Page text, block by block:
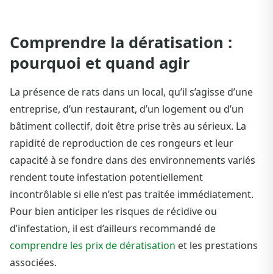
Comprendre la dératisation :
pourquoi et quand agir
La présence de rats dans un local, qu’il s’agisse d’une
entreprise, d’un restaurant, d’un logement ou d’un
bâtiment collectif, doit être prise très au sérieux. La
rapidité de reproduction de ces rongeurs et leur
capacité à se fondre dans des environnements variés
rendent toute infestation potentiellement
incontrôlable si elle n’est pas traitée immédiatement.
Pour bien anticiper les risques de récidive ou
d’infestation, il est d’ailleurs recommandé de
comprendre les prix de dératisation et les prestations
associées.